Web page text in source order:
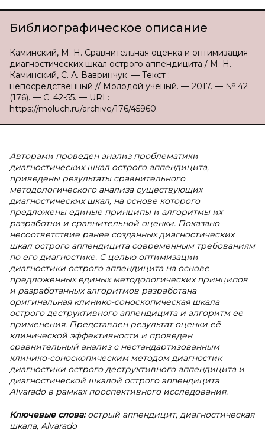
Библиографическое описание
Каминский, М. Н. Сравнительная оценка и оптимизация
диагностических шкал острого аппендицита / М. Н.
Каминский, С. А. Вавринчук. — Текст :
непосредственный // Молодой ученый. — 2017. — № 42
(176). — С. 42-55. — URL:
https://moluch.ru/archive/176/45960.
Авторами проведен анализ проблематики
диагностических шкал острого аппендицита,
приведены результаты сравнительного
методологического анализа существующих
диагностических шкал, на основе которого
предложены единые принципы и алгоритмы их
разработки и сравнительной оценки. Показано
несоответствие ранее созданных диагностических
шкал острого аппендицита современным требованиям
по его диагностике. С целью оптимизации
диагностики острого аппендицита на основе
предложенных единых методологических принципов
и разработанных алгоритмов разработана
оригинальная клинико-соноскопическая шкала
острого деструктивного аппендицита и алгоритм ее
применения. Представлен результат оценки её
клинической эффективности и проведен
сравнительный анализ с нестандартизованным
клинико-соноскопическим методом диагностик
диагностики острого деструктивного аппендицита и
диагностической шкалой острого аппендицита
Alvarado в рамках проспективного исследования.
Ключевые слова:острый аппендицит, диагностическая
шкала, Alvarado